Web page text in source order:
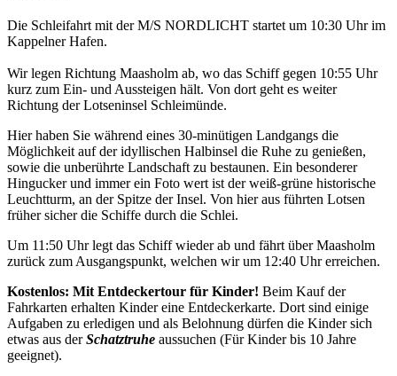
Die Schleifahrt mit der M/S NORDLICHT startet um 10:30 Uhr im
Kappelner Hafen.
Wir legen Richtung Maasholm ab, wo das Schiff gegen 10:55 Uhr
kurz zum Ein- und Aussteigen hält. Von dort geht es weiter
Richtung der Lotseninsel Schleimünde.
Hier haben Sie während eines 30-minütigen Landgangs die
Möglichkeit auf der idyllischen Halbinsel die Ruhe zu genießen,
sowie die unberührte Landschaft zu bestaunen. Ein besonderer
Hingucker und immer ein Foto wert ist der weiß-grüne historische
Leuchtturm, an der Spitze der Insel. Von hier aus führten Lotsen
früher sicher die Schiffe durch die Schlei.
Um 11:50 Uhr legt das Schiff wieder ab und fährt über Maasholm
zurück zum Ausgangspunkt, welchen wir um 12:40 Uhr erreichen.
Kostenlos: Mit Entdeckertour für Kinder! Beim Kauf der
Fahrkarten erhalten Kinder eine Entdeckerkarte. Dort sind einige
Aufgaben zu erledigen und als Belohnung dürfen die Kinder sich
etwas aus derSchatztruhe aussuchen (Für Kinder bis 10 Jahre
geeignet).